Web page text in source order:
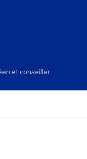
et conseiller